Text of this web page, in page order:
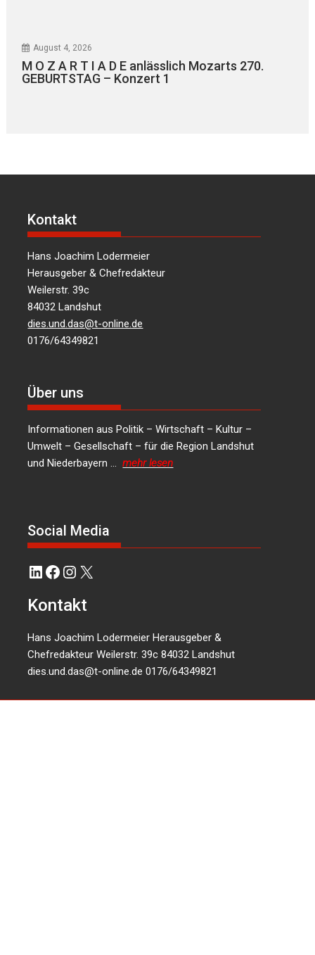
August 4, 2026
M O Z A R T I A D E anlässlich Mozarts 270.
GEBURTSTAG – Konzert 1
Kontakt
Hans Joachim Lodermeier
Herausgeber & Chefredakteur
Weilerstr. 39c
84032 Landshut
dies.und.das@t-online.de
0176/64349821
Über uns
Informationen aus Politik – Wirtschaft – Kultur –
Umwelt – Gesellschaft – für die Region Landshut
und Niederbayern …mehr lesen
Social Media
LinkedIn
Facebook
Instagram
X
Kontakt
Hans Joachim Lodermeier Herausgeber &
Chefredakteur Weilerstr. 39c 84032 Landshut
dies.und.das@t-online.de 0176/64349821